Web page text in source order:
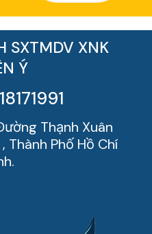
SXTMDV XNK
Ý
Thạnh Xuân
Thành Phố Hồ Chí